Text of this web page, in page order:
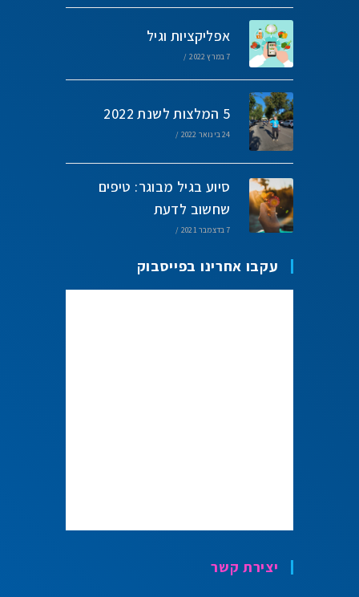
אפליקציות וגיל
7 במרץ 2022 /
5 המלצות לשנת 2022
24 בינואר 2022 /
סיוע בגיל מבוגר: טיפים
שחשוב לדעת
7 בדצמבר 2021 /
עקבו אחרינו בפייסבוק
יצירת קשר